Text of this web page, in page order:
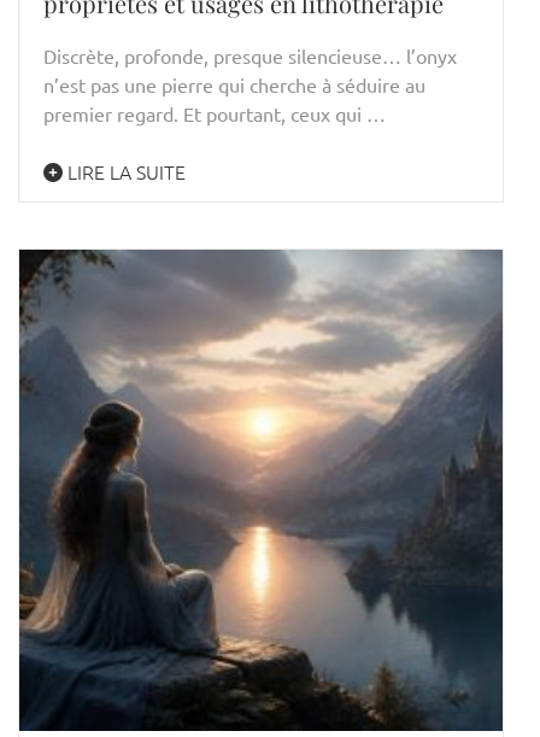
Discrète, profonde, presque silencieuse… l’onyx
n’est pas une pierre qui cherche à séduire au
premier regard. Et pourtant, ceux qui …
LIRE LA SUITE